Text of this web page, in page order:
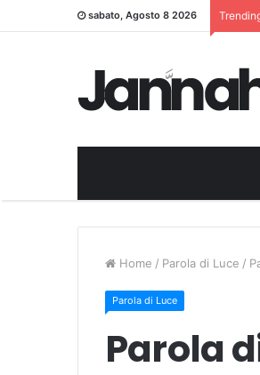
sabato, Agosto 8 2026
Home / Parola di Luce /
Parola di Luce
Parola